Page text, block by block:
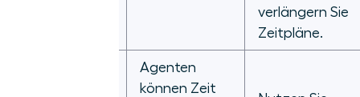
verlängern Sie
Zeitpläne.
Agenten
können Zeit